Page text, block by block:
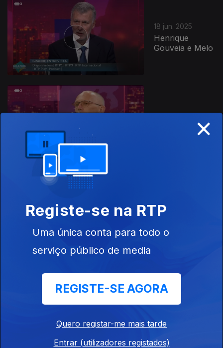
18 jun. 2025
Henrique
Gouveia e Melo
Carlos Tavares
04 jun. 2025
André Ventura
28 mai. 2025
Carneiro
×
Registe-se na RTP
Uma única conta para todo o
serviço público de media
REGISTE-SE AGORA
Quero registar-me mais tarde
Entrar (utilizadores registados)